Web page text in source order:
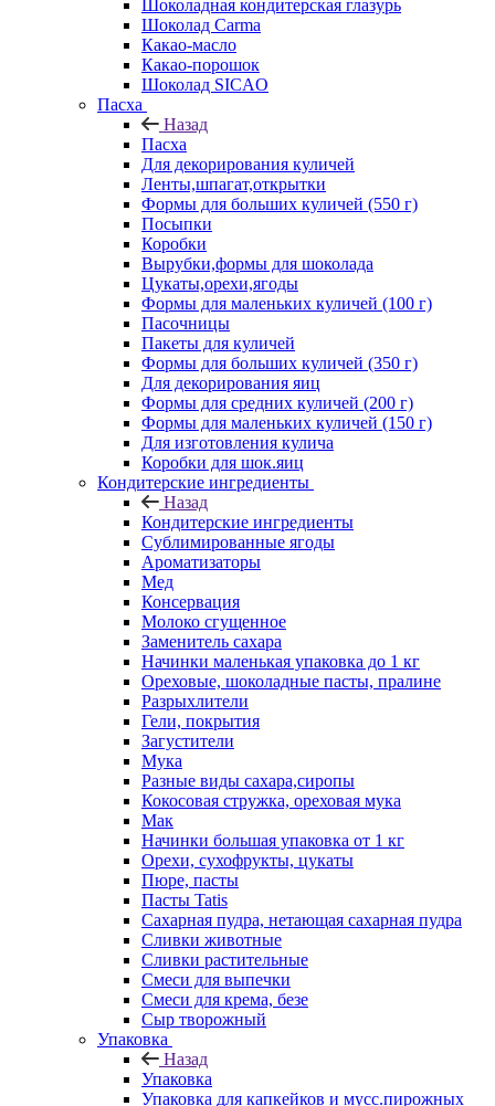
Шоколадная кондитерская глазурь
Шоколад Carma
Какао-масло
Какао-порошок
Шоколад SICAO
Пасха
Назад
Пасха
Для декорирования куличей
Ленты,шпагат,открытки
Формы для больших куличей (550 г)
Посыпки
Коробки
Вырубки,формы для шоколада
Цукаты,орехи,ягоды
Формы для маленьких куличей (100 г)
Пасочницы
Пакеты для куличей
Формы для больших куличей (350 г)
Для декорирования яиц
Формы для средних куличей (200 г)
Формы для маленьких куличей (150 г)
Для изготовления кулича
Коробки для шок.яиц
Кондитерские ингредиенты
Назад
Кондитерские ингредиенты
Сублимированные ягоды
Ароматизаторы
Мед
Консервация
Молоко сгущенное
Заменитель сахара
Начинки маленькая упаковка до 1 кг
Ореховые, шоколадные пасты, пралине
Разрыхлители
Гели, покрытия
Загустители
Мука
Разные виды сахара,сиропы
Кокосовая стружка, ореховая мука
Мак
Начинки большая упаковка от 1 кг
Орехи, сухофрукты, цукаты
Пюре, пасты
Пасты Tatis
Сахарная пудра, нетающая сахарная пудра
Сливки животные
Сливки растительные
Смеси для выпечки
Смеси для крема, безе
Сыр творожный
Упаковка
Назад
Упаковка
Упаковка для капкейков и мусс.пирожных